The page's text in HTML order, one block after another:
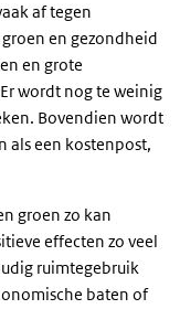
af tegen
en gezondheid
en grote
wordt nog te weinig
Bovendien wordt
als een kostenpost,
groen zo kan
effecten zo veel
ruimtegebruik
baten of